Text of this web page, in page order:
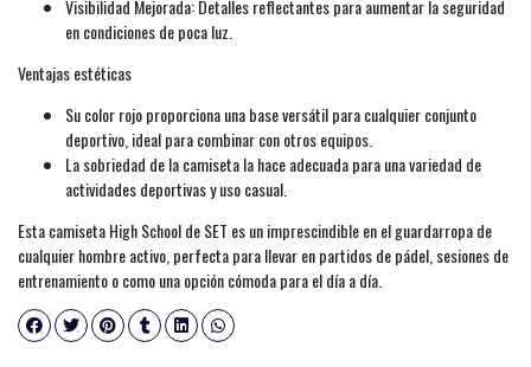
Visibilidad Mejorada: Detalles reflectantes para aumentar la seguridad
en condiciones de poca luz.
Ventajas estéticas
Su color rojo proporciona una base versátil para cualquier conjunto
deportivo, ideal para combinar con otros equipos.
La sobriedad de la camiseta la hace adecuada para una variedad de
actividades deportivas y uso casual.
Esta camiseta High School de SET es un imprescindible en el guardarropa de
cualquier hombre activo, perfecta para llevar en partidos de pádel, sesiones de
entrenamiento o como una opción cómoda para el día a día.